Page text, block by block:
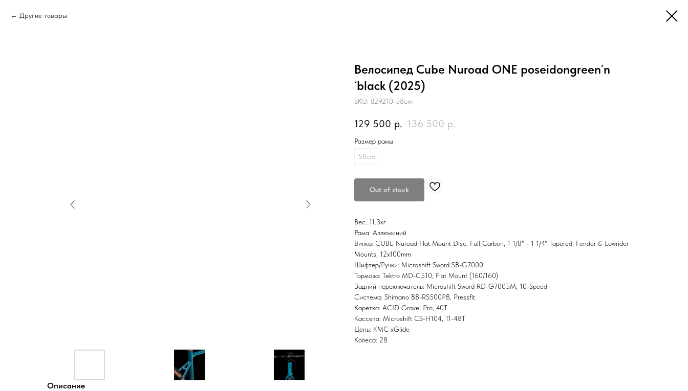
Другие товары
Велосипед Cube Nuroad ONE poseidongreen´n
´black (2025)
SKU: 829210-58cm
129 500 р. 136 500 р.
Размер рамы
58cm
Out of stock
Вес: 11.3кг
Рама: Аллюминий
Вилка: CUBE Nuroad Flat Mount Disc, Full Carbon, 1 1/8" - 1 1/4" Tapered, Fender & Lowrider
Mounts, 12x100mm
Шифтер/Ручки: Microshift Sword SB-G7000
Тормоза: Tektro MD-C510, Flat Mount (160/160)
Задний переключатель: Microshift Sword RD-G7005M, 10-Speed
Система: Shimano BB-RS500PB, Pressfit
Каретка: ACID Gravel Pro, 40T
Кассета: Microshift CS-H104, 11-48T
Цепь: KMC xGlide
Колеса: 28
Описание